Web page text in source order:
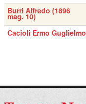
Burri Alfredo (1896
mag. 10)
Cacioli Ermo Guglielmo